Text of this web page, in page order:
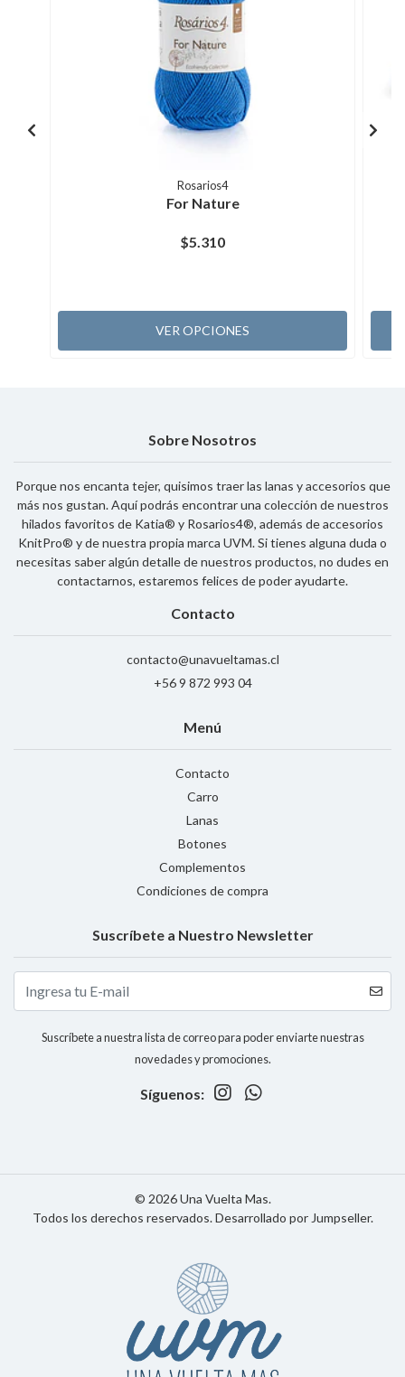
Rosarios4
For Nature
$5.310
VER OPCIONES
Sobre Nosotros
Porque nos encanta tejer, quisimos traer las lanas y accesorios que
más nos gustan. Aquí podrás encontrar una colección de nuestros
hilados favoritos de Katia® y Rosarios4®, además de accesorios
KnitPro® y de nuestra propia marca UVM. Si tienes alguna duda o
necesitas saber algún detalle de nuestros productos, no dudes en
contactarnos, estaremos felices de poder ayudarte.
Contacto
contacto@unavueltamas.cl
+56 9 872 993 04
Menú
Contacto
Carro
Lanas
Botones
Complementos
Condiciones de compra
Suscríbete a Nuestro Newsletter
Suscríbete a nuestra lista de correo para poder enviarte nuestras
novedades y promociones.
Síguenos:
© 2026 Una Vuelta Mas.
Todos los derechos reservados.Desarrollado por Jumpseller.